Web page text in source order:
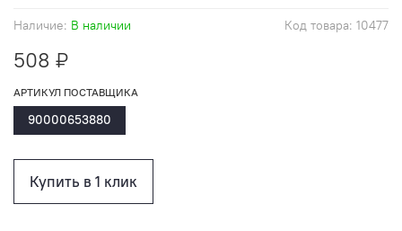
Код товара: 10477
Наличие: В наличии
508 ₽
Купить в 1 клик
АРТИКУЛ ПОСТАВЩИКА
90000653880